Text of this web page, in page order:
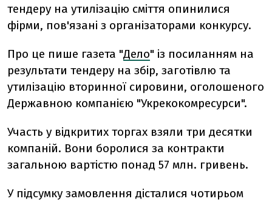
тендеру на утилізацію сміття опинилися
фірми, пов'язані з організаторами конкурсу.
Про це пише газета "Дело" із посиланням на
результати тендеру на збір, заготівлю та
утилізацію вторинної сировини, оголошеного
Державною компанією "Укрекокомресурси".
Участь у відкритих торгах взяли три десятки
компаній. Вони боролися за контракти
загальною вартістю понад 57 млн. гривень.
У підсумку замовлення дісталися чотирьом